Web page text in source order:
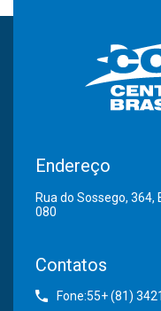
Endereço
Rua do Sossego,
080
Contatos
Fone:55+ (81)